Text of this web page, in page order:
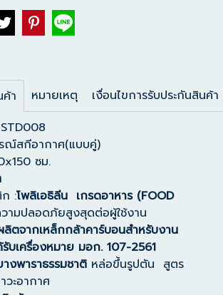
ค้า หมายเหตุ
เงื่อนไขการรับประกันสินค้า
ณ์สกีอากาศ(แบบคู่)
ซม.
:โพลิเอธิลีน เกรดอาหาร (FOOD
ามปลอดภัยสูงสุดต่อผู้ใช้งาน
ลิตจากเหล็กกล้าคาร์บอนสำหรับงาน
บเครื่องหมาย มอก. 107-2561
างพาราธรรมชาติ หล่อขึ้นรูปตัน สูตร
ะอากาศ